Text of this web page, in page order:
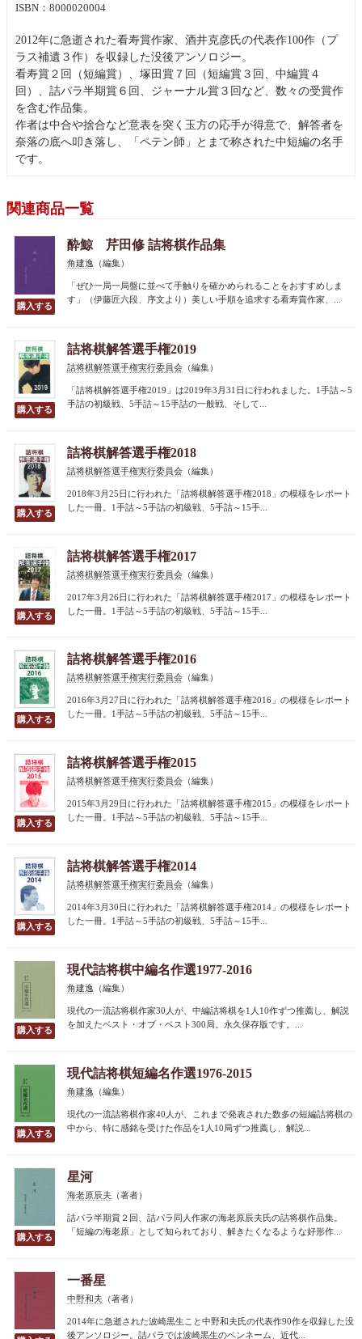
ISBN：8000020004
2012年に急逝された看寿賞作家、酒井克彦氏の代表作100作（プ
ラス補遺３作）を収録した没後アンソロジー。
看寿賞２回（短編賞）、塚田賞７回（短編賞３回、中編賞４
回）、詰パラ半期賞６回、ジャーナル賞３回など、数々の受賞作
を含む作品集。
作者は中合や捨合など意表を突く玉方の応手が得意で、解答者を
奈落の底へ叩き落し、「ペテン師」とまで称された中短編の名手
です。
関連商品一覧
酔鯨 芹田修 詰将棋作品集
角建逸 （編集）
「ぜひ一局一局盤に並べて手触りを確かめられることをおすすめしま
す」（伊藤匠六段、序文より）美しい手順を追求する看寿賞作家、...
詰将棋解答選手権2019
詰将棋解答選手権実行委員会 （編集）
「詰将棋解答選手権2019」は2019年3月31日に行われました。1手詰～5
手詰の初級戦、5手詰～15手詰の一般戦、そして...
詰将棋解答選手権2018
詰将棋解答選手権実行委員会 （編集）
2018年3月25日に行われた「詰将棋解答選手権2018」の模様をレポート
した一冊。1手詰～5手詰の初級戦、5手詰～15手...
詰将棋解答選手権2017
詰将棋解答選手権実行委員会 （編集）
2017年3月26日に行われた「詰将棋解答選手権2017」の模様をレポート
した一冊。1手詰～5手詰の初級戦、5手詰～15手...
詰将棋解答選手権2016
詰将棋解答選手権実行委員会 （編集）
2016年3月27日に行われた「詰将棋解答選手権2016」の模様をレポート
した一冊。1手詰～5手詰の初級戦、5手詰～15手...
詰将棋解答選手権2015
詰将棋解答選手権実行委員会 （編集）
2015年3月29日に行われた「詰将棋解答選手権2015」の模様をレポート
した一冊。1手詰～5手詰の初級戦、5手詰～15手...
詰将棋解答選手権2014
詰将棋解答選手権実行委員会 （編集）
2014年3月30日に行われた「詰将棋解答選手権2014」の模様をレポート
した一冊。1手詰～5手詰の初級戦、5手詰～15手...
現代詰将棋中編名作選1977-2016
角建逸 （編集）
現代の一流詰将棋作家30人が、中編詰将棋を1人10作ずつ推薦し、解説
を加えたベスト・オブ・ベスト300局。永久保存版です。...
現代詰将棋短編名作選1976-2015
角建逸 （編集）
現代の一流詰将棋作家40人が、これまで発表された数多の短編詰将棋の
中から、特に感銘を受けた作品を1人10局ずつ推薦し、解説...
星河
海老原辰夫 （著者）
詰パラ半期賞２回、詰パラ同人作家の海老原辰夫氏の詰将棋作品集。
「短編の海老原」として知られており、解きたくなるような好形作...
一番星
中野和夫 （著者）
2014年に急逝された波崎黒生こと中野和夫氏の代表作90作を収録した没
後アンソロジー。詰パラでは波崎黒生のペンネーム、近代...